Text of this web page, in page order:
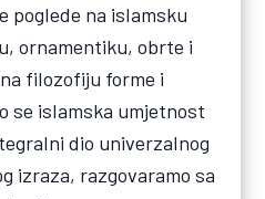
poglede na islamsku
ornamentiku, obrte i
filozofiju forme i
se islamska umjetnost
dio univerzalnog
izraza, razgovaramo sa